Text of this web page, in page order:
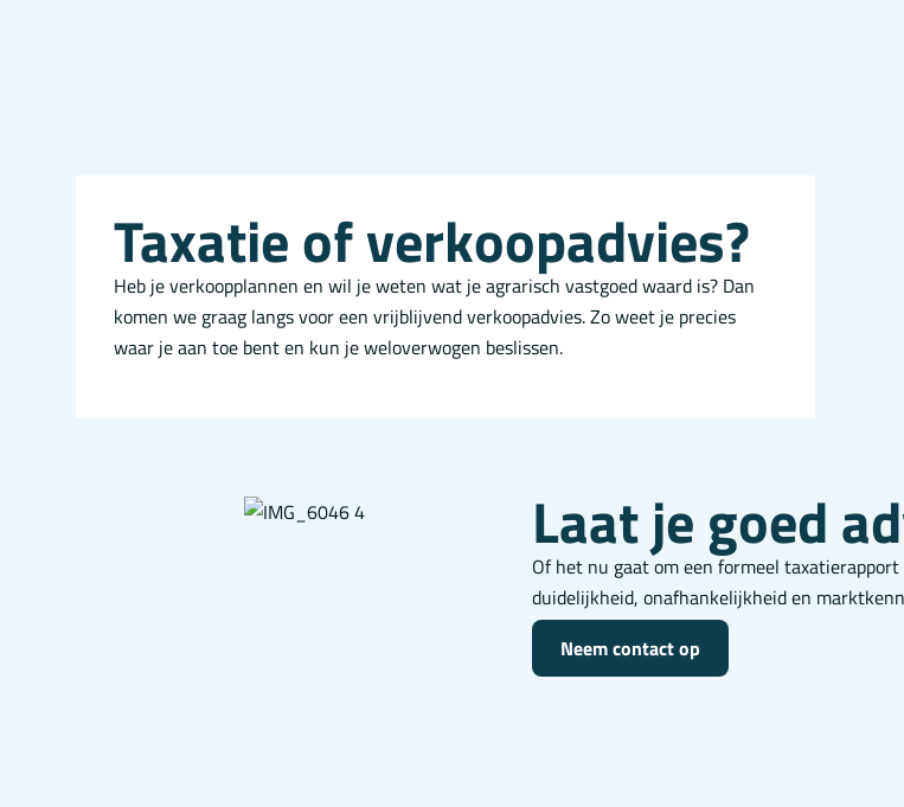
Taxatie of verkoopadvies?
Heb je verkoopplannen en wil je weten wat je agrarisch vastgoed waard is? Dan
komen we graag langs voor een vrijblijvend verkoopadvies. Zo weet je precies
waar je aan toe bent en kun je weloverwogen beslissen.
Laat je goed
Of het nu gaat om een formeel
duidelijkheid, onafhankelijkheid en
Neem contact op